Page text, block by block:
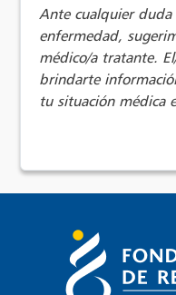
Ante cualquier
enfermedad,
médico/a tratante.
brindarte
tu situación médica